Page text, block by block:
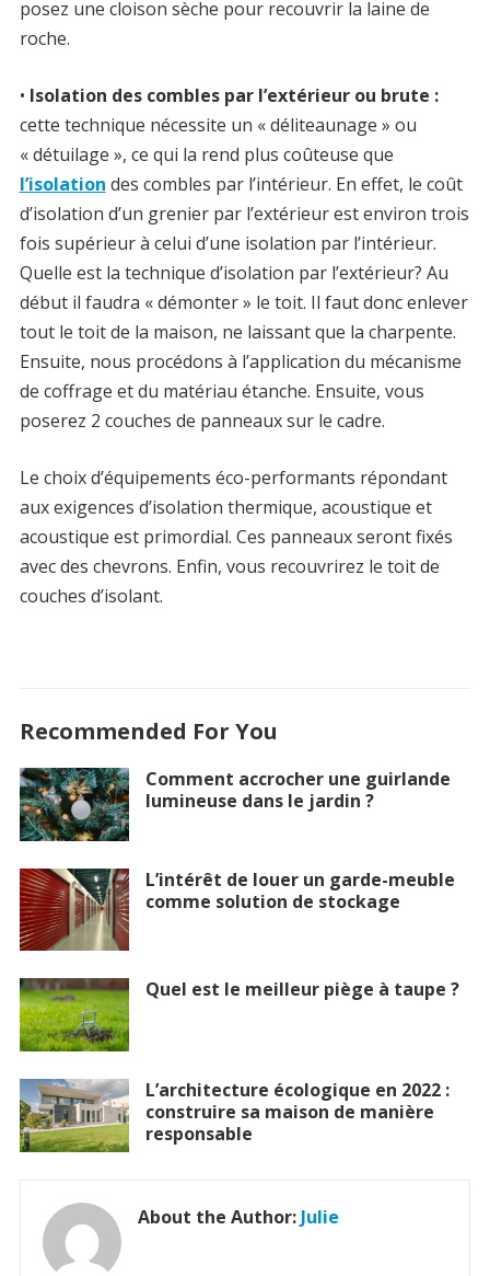
posez une cloison sèche pour recouvrir la laine de
roche.
• Isolation des combles par l’extérieur ou brute :
cette technique nécessite un « déliteaunage » ou
« détuilage », ce qui la rend plus coûteuse que
l’isolation des combles par l’intérieur. En effet, le coût
d’isolation d’un grenier par l’extérieur est environ trois
fois supérieur à celui d’une isolation par l’intérieur.
Quelle est la technique d’isolation par l’extérieur? Au
début il faudra « démonter » le toit. Il faut donc enlever
tout le toit de la maison, ne laissant que la charpente.
Ensuite, nous procédons à l’application du mécanisme
de coffrage et du matériau étanche. Ensuite, vous
poserez 2 couches de panneaux sur le cadre.
Le choix d’équipements éco-performants répondant
aux exigences d’isolation thermique, acoustique et
acoustique est primordial. Ces panneaux seront fixés
avec des chevrons. Enfin, vous recouvrirez le toit de
couches d’isolant.
Recommended For You
Comment accrocher une guirlande
lumineuse dans le jardin ?
L’intérêt de louer un garde-meuble
comme solution de stockage
Quel est le meilleur piège à taupe ?
L’architecture écologique en 2022 :
construire sa maison de manière
responsable
About the Author: Julie